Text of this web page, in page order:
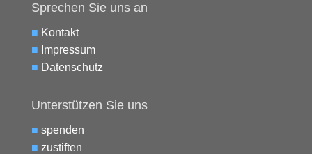
Sprechen Sie uns an
■ Kontakt
■ Impressum
■ Datenschutz
Unterstützen Sie uns
■ spenden
■ zustiften